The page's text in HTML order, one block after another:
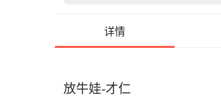
详情
放牛娃-才仁